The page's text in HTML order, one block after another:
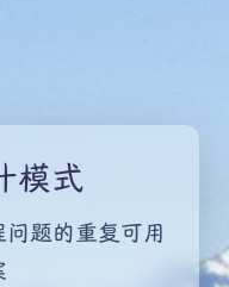
模式
题的重复可用